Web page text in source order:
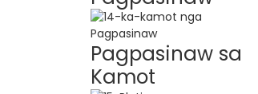
Pagpasinaw sa
Kamot